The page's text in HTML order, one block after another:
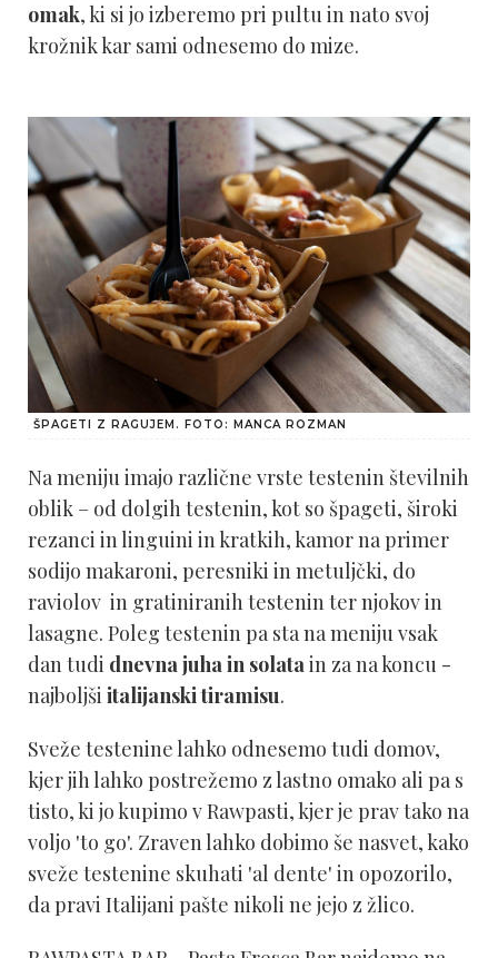
omak, ki si jo izberemo pri pultu in nato svoj
krožnik kar sami odnesemo do mize.
ŠPAGETI Z RAGUJEM. FOTO: MANCA ROZMAN
Na meniju imajo različne vrste testenin številnih
oblik – od dolgih testenin, kot so špageti, široki
rezanci in linguini in kratkih, kamor na primer
sodijo makaroni, peresniki in metuljčki, do
raviolov in gratiniranih testenin ter njokov in
lasagne. Poleg testenin pa sta na meniju vsak
dan tudi dnevna juha in solata in za na koncu -
najboljši italijanski tiramisu.
Sveže testenine lahko odnesemo tudi domov,
kjer jih lahko postrežemo z lastno omako ali pa s
tisto, ki jo kupimo v Rawpasti, kjer je prav tako na
voljo 'to go'. Zraven lahko dobimo še nasvet, kako
sveže testenine skuhati 'al dente' in opozorilo,
da pravi Italijani pašte nikoli ne jejo z žlico.